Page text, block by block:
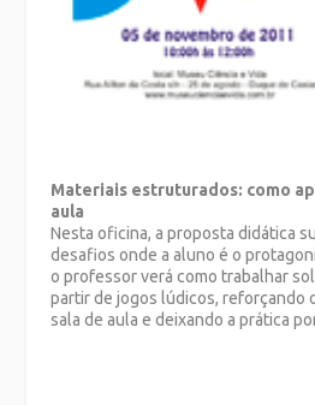
Materiais estruturados: como
aula
Nesta oficina, a proposta didática
desafios onde a aluno é o
o professor verá como trabalhar
partir de jogos lúdicos, reforçando
sala de aula e deixando a prática